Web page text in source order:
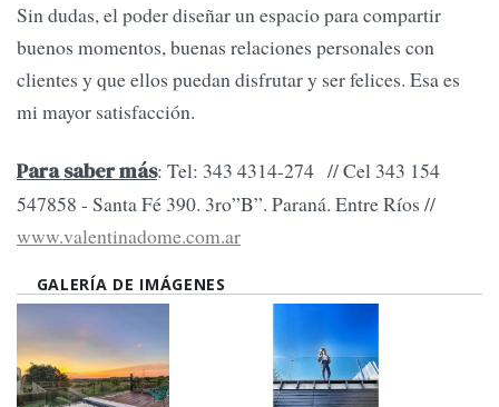
Sin dudas, el poder diseñar un espacio para compartir
buenos momentos, buenas relaciones personales con
clientes y que ellos puedan disfrutar y ser felices. Esa es
mi mayor satisfacción.
Para saber más: Tel: 343 4314-274 // Cel 343 154
547858 - Santa Fé 390. 3ro”B”. Paraná. Entre Ríos //
www.valentinadome.com.ar
GALERÍA DE IMÁGENES